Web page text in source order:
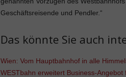
Geschäftsreisende und Pendler.“
Das könnte Sie auch
Wien: Vom Hauptbahnhof in alle
WESTbahn erweitert Business-Angebot